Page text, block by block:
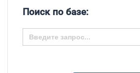
Поиск по базе:
Search
for: